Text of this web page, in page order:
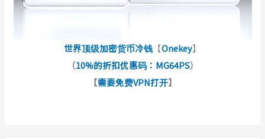
世界顶级加密货币冷钱 【Onekey】
（10%的折扣优惠码：MG64PS）
【需要免费VPN打开】